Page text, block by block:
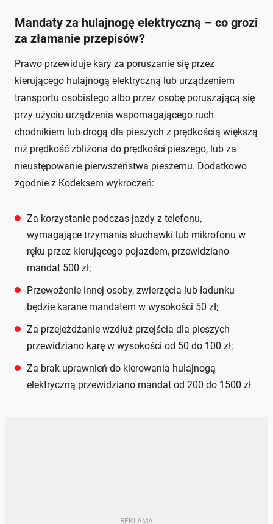
Mandaty za hulajnogę elektryczną – co grozi
za złamanie przepisów?
Prawo przewiduje kary za poruszanie się przez
kierującego hulajnogą elektryczną lub urządzeniem
transportu osobistego albo przez osobę poruszającą się
przy użyciu urządzenia wspomagającego ruch
chodnikiem lub drogą dla pieszych z prędkością większą
niż prędkość zbliżona do prędkości pieszego, lub za
nieustępowanie pierwszeństwa pieszemu. Dodatkowo
zgodnie z Kodeksem wykroczeń:
Za korzystanie podczas jazdy z telefonu,
wymagające trzymania słuchawki lub mikrofonu w
ręku przez kierującego pojazdem, przewidziano
mandat 500 zł;
Przewożenie innej osoby, zwierzęcia lub ładunku
będzie karane mandatem w wysokości 50 zł;
Za przejeżdżanie wzdłuż przejścia dla pieszych
przewidziano karę w wysokości od 50 do 100 zł;
Za brak uprawnień do kierowania hulajnogą
elektryczną przewidziano mandat od 200 do 1500 zł